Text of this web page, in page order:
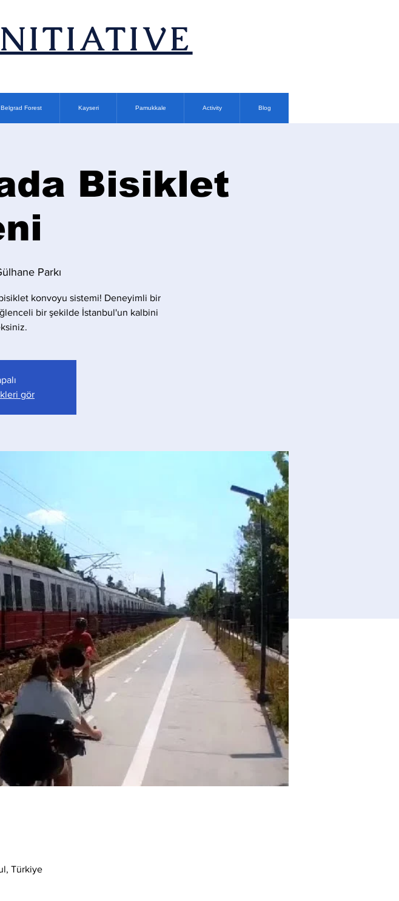
Belgrad Forest Kayseri Pamukkale Activity Blog
Bisiklet
Parkı
konvoyu sistemi! Deneyimli bir
bir şekilde İstanbul'un kalbini
gör
Türkiye